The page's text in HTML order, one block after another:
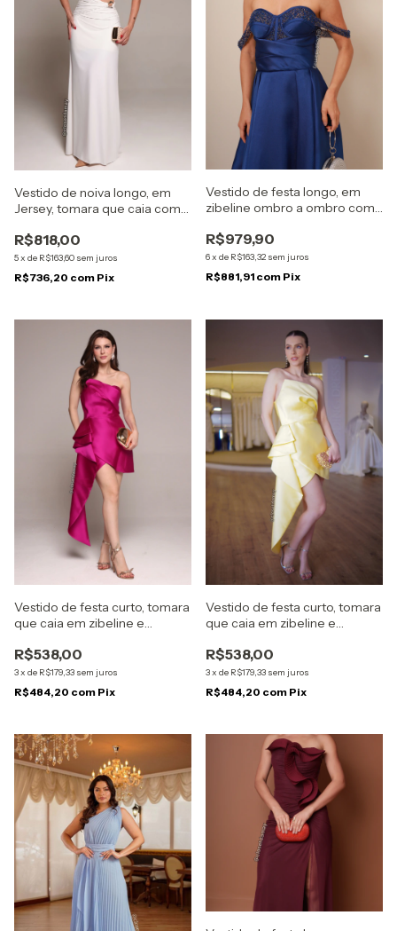
Vestido de noiva longo, em
Jersey, tomara que caia com
R$818,00
5x de R$163,60 sem juros
R$736,20 com Pix
Vestido de festa longo, em
zibeline ombro a ombro com
bordado - Azul Royal
R$979,90
6x de R$163,32 sem juros
R$881,91 com Pix
Vestido de festa curto, tomara
que caia em zibeline e
Pink
R$538,00
3x de R$179,33 sem juros
R$484,20 com Pix
Vestido de festa curto, tomara
que caia em zibeline e
Amarelo
R$538,00
3x de R$179,33 sem juros
R$484,20 com Pix